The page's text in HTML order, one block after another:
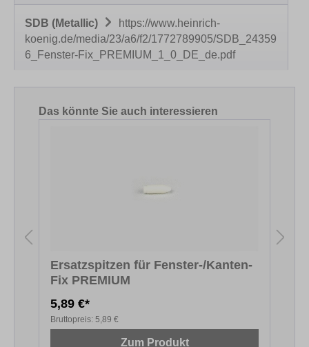
SDB (Metallic)
https://www.heinrich-
koenig.de/media/23/a6/f2/1772789905/SDB_24359
6_Fenster-Fix_PREMIUM_1_0_DE_de.pdf
Produktgalerie überspringen
Das könnte Sie auch interessieren
Ersatzspitzen für Fenster-/Kanten-
Fix PREMIUM
5,89 €*
Bruttopreis: 5,89 €
Zum Produkt